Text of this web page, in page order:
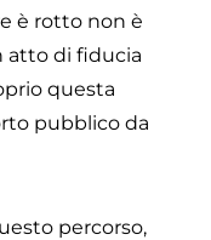
è rotto non è
atto di fiducia
questa
pubblico da
percorso,